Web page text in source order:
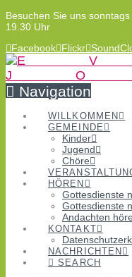
Besuchen Sie uns
19.30 Uhr
Facebook Flickr
Navigation
WILLKOMMEN
GEMEINDE
Kinder
Jugend
Chöre
HÖREN
Gottesdienste
Gottesdienste
Andachten
KONTAKT
NACHRICHTEN
SEARCH